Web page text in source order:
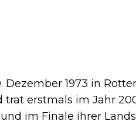
Dezember 1973 in
erstmals im Jahr
im Finale ihrer